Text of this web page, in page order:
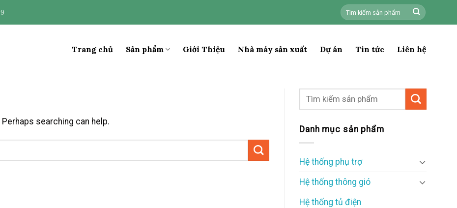
Tìm
kiếm:
Trang chủ Sản phẩm Giới Thiệu Nhà máy sản xuất Dự án Tin tức Liên hệ
searching can help.
Danh mục sản phẩm
Hệ thống phụ trợ
Hệ thống thông gió
Hệ thống tủ điện